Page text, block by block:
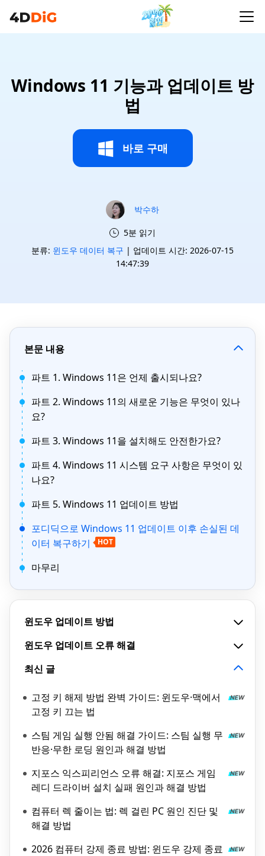
Windows 11 기능과 업데이트 방
법
바로 구매
박수하
5분 읽기
분류: 윈도우 데이터 복구 | 업데이트 시간: 2026-07-15
14:47:39
본문 내용
파트 1. Windows 11은 언제 출시되나요?
파트 2. Windows 11의 새로운 기능은 무엇이 있나
요?
파트 3. Windows 11을 설치해도 안전한가요?
파트 4. Windows 11 시스템 요구 사항은 무엇이 있
나요?
파트 5. Windows 11 업데이트 방법
포디딕으로 Windows 11 업데이트 이후 손실된 데
이터 복구하기
HOT
마무리
윈도우 업데이트 방법
윈도우 업데이트 오류 해결
최신 글
고정 키 해제 방법 완벽 가이드: 윈도우·맥에서
고정 키 끄는 법
스팀 게임 실행 안됨 해결 가이드: 스팀 실행 무
반응·무한 로딩 원인과 해결 방법
지포스 익스피리언스 오류 해결: 지포스 게임
레디 드라이버 설치 실패 원인과 해결 방법
컴퓨터 렉 줄이는 법: 렉 걸린 PC 원인 진단 및
해결 방법
2026 컴퓨터 강제 종료 방법: 윈도우 강제 종료